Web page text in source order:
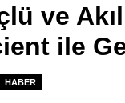
ve
ile
HABER